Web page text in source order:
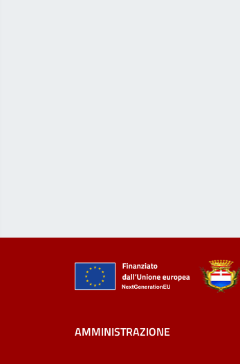
AMMINISTRAZIONE